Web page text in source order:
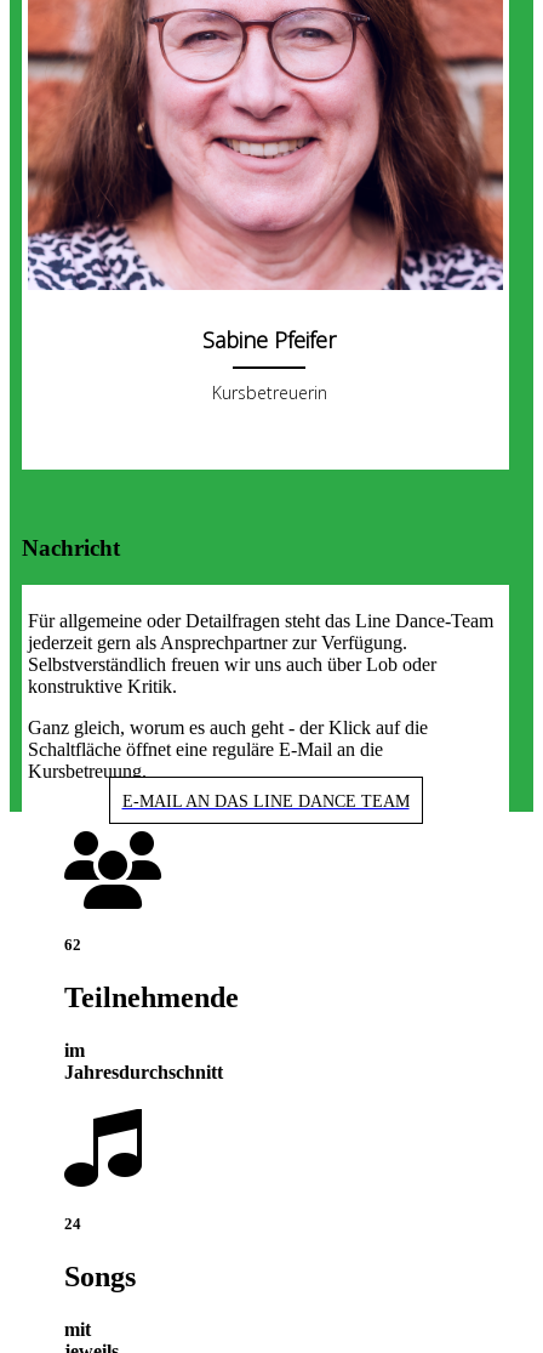
Sabine Pfeifer
Kursbetreuerin
Nachricht
Für allgemeine oder Detailfragen steht das Line Dance-Team
jederzeit gern als Ansprechpartner zur Verfügung.
Selbstverständlich freuen wir uns auch über Lob oder
konstruktive Kritik.
Ganz gleich, worum es auch geht - der Klick auf die
Schaltfläche öffnet eine reguläre E-Mail an die
Kursbetreuung.
E-MAIL AN DAS LINE DANCE TEAM
62
Teilnehmende
im
Jahresdurchschnitt
24
Songs
mit